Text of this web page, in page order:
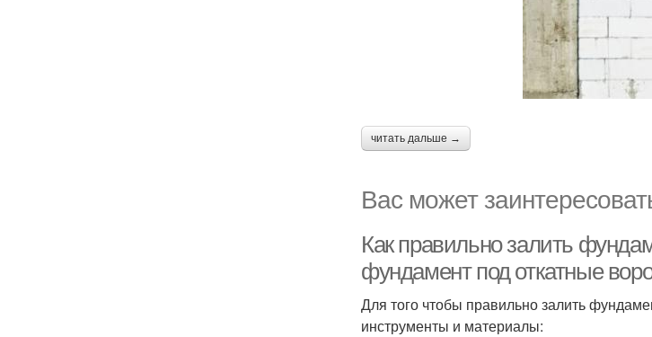
читать дальше →
Вас может
Как правильно залить
фундамент под откатные
Для того чтобы правильно залить
инструменты и материалы: